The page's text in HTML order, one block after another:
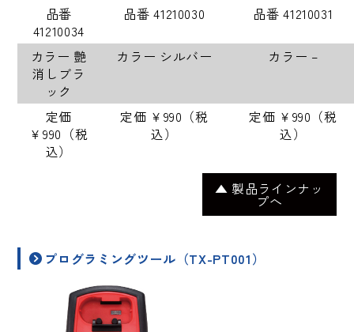
品番
41210034
品番 41210030 品番 41210031
カラー 艶
消しブラ
ック
カラー シルバー カラー –
定価
￥990（税
込）
定価 ￥990（税
込）
定価 ￥990（税
込）
▲ 製品ラインナッ
プへ
プログラミングツール（TX-PT001）